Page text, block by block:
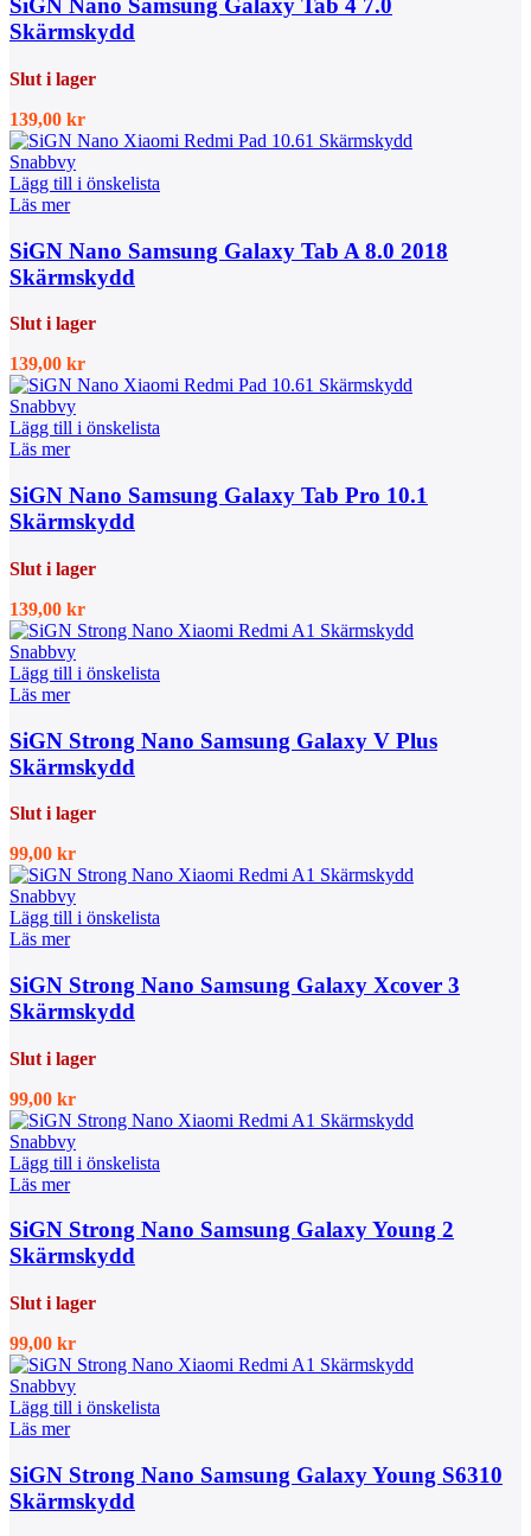
SiGN Nano Samsung Galaxy Tab 4 7.0
Skärmskydd
Slut i lager
139,00 kr
Snabbvy
Lägg till i önskelista
Läs mer
SiGN Nano Samsung Galaxy Tab A 8.0 2018
Skärmskydd
Slut i lager
139,00 kr
Snabbvy
Lägg till i önskelista
Läs mer
SiGN Nano Samsung Galaxy Tab Pro 10.1
Skärmskydd
Slut i lager
139,00 kr
Snabbvy
Lägg till i önskelista
Läs mer
SiGN Strong Nano Samsung Galaxy V Plus
Skärmskydd
Slut i lager
99,00 kr
Snabbvy
Lägg till i önskelista
Läs mer
SiGN Strong Nano Samsung Galaxy Xcover 3
Skärmskydd
Slut i lager
99,00 kr
Snabbvy
Lägg till i önskelista
Läs mer
SiGN Strong Nano Samsung Galaxy Young 2
Skärmskydd
Slut i lager
99,00 kr
Snabbvy
Lägg till i önskelista
Läs mer
SiGN Strong Nano Samsung Galaxy Young S6310
Skärmskydd